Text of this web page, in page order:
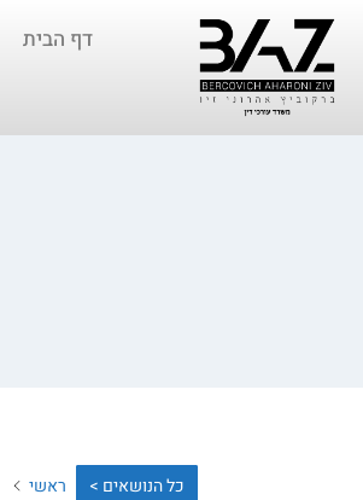
דף הבית
כל הנושאים > ראשי